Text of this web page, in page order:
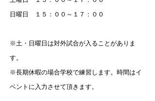
日曜日 １５：００ ～１７：００
※土・日曜日は対外試合が入ることがありま
す。
※長期休暇の場合学校で練習します。時間はイ
ベントに入力させて頂きます。